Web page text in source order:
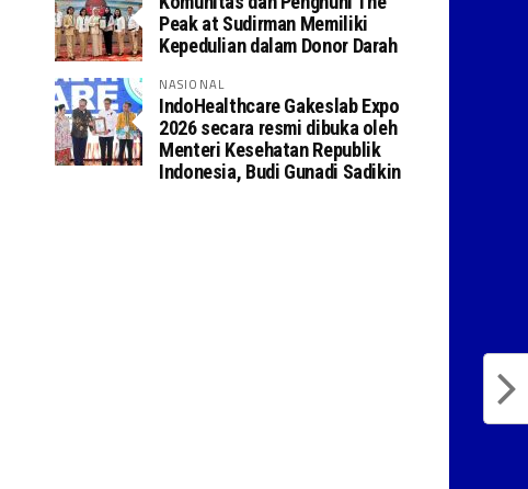
Peak at Sudirman Memiliki
Kepedulian dalam Donor Darah
NASIONAL
IndoHealthcare Gakeslab Expo
2026 secara resmi dibuka oleh
Menteri Kesehatan Republik
Indonesia, Budi Gunadi Sadikin